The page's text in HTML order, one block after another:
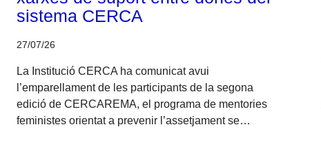
sistema CERCA
27/07/26
La Institució CERCA ha comunicat avui
l’emparellament de les participants de la segona
edició de CERCAREMA, el programa de mentories
feministes orientat a prevenir l’assetjament se…